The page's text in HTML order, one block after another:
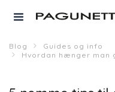
Blog
Guides og info
Hvordan hænger man